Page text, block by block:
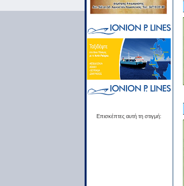
Επισκέπτες αυτή τη στιγμή: